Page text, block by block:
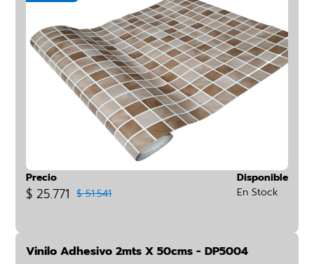
Precio
$ 25.771 $ 51.541
Disponible
En Stock
Vinilo Adhesivo 2mts X 50cms - DP5004